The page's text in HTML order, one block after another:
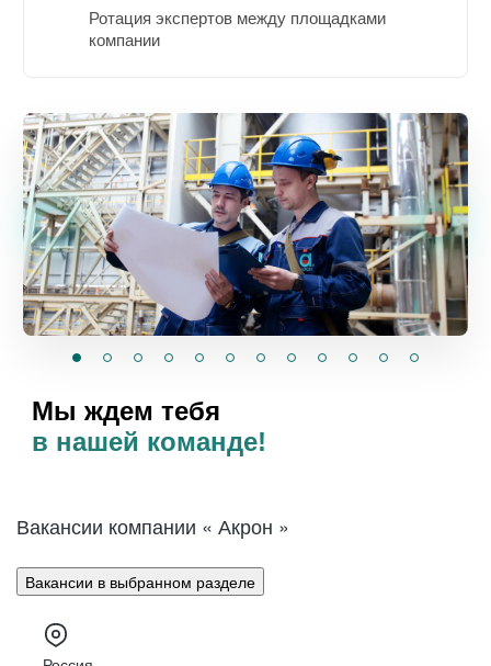
Ротация экспертов между площадками
компании
Мы ждем тебя
в нашей команде!
Вакансии компании « Акрон »
Вакансии в выбранном разделе